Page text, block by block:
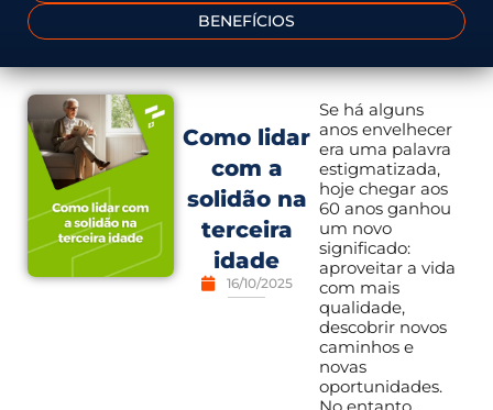
BENEFÍCIOS
Como lidar
com a
solidão na
terceira
idade
16/10/2025
Se há alguns
anos envelhecer
era uma palavra
estigmatizada,
hoje chegar aos
60 anos ganhou
um novo
significado:
aproveitar a vida
com mais
qualidade,
descobrir novos
caminhos e
novas
oportunidades.